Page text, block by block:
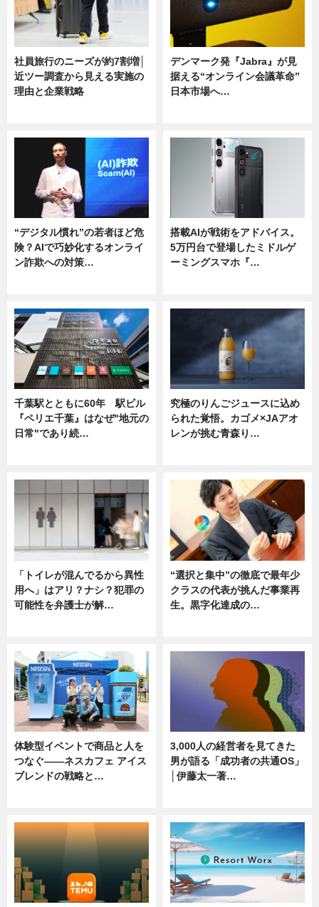
社員旅行のニーズが約7割増│
近ツー調査から見える実施の
理由と企業戦略
デンマーク発『Jabra』が見
据える“オンライン会議革命”
日本市場へ…
“デジタル慣れ”の若者ほど危
険？AIで巧妙化するオンライ
ン詐欺への対策…
搭載AIが戦術をアドバイス。
5万円台で登場したミドルゲ
ーミングスマホ『…
千葉駅とともに60年 駅ビル
『ペリエ千葉』はなぜ"地元の
日常"であり続…
究極のりんごジュースに込め
られた覚悟。カゴメ×JAアオ
レンが挑む青森り…
「トイレが混んでるから異性
用へ」はアリ？ナシ？犯罪の
可能性を弁護士が解…
“選択と集中”の徹底で最年少
クラスの代表が挑んだ事業再
生。黒字化達成の…
体験型イベントで商品と人を
つなぐ――ネスカフェ アイス
ブレンドの戦略と…
3,000人の経営者を見てきた
男が語る「成功者の共通OS」
│伊藤太一著…